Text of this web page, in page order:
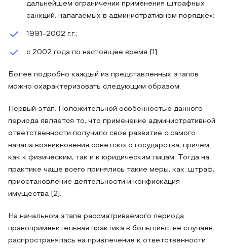
дальнейшем ограничении применения штрафных
санкций, налагаемых в административном порядке»;
1991-2002 г.г.;
с 2002 года по настоящее время [1].
Более подробно каждый из представленных этапов
можно охарактеризовать следующим образом.
Первый этап. Положительной особенностью данного
периода является то, что применение административной
ответственности получило свое развитие с самого
начала возникновения советского государства, причем
как к физическим, так и к юридическим лицам. Тогда на
практике чаще всего принялись такие меры, как: штраф,
приостановление деятельности и конфискация
имущества [2].
На начальном этапе рассматриваемого периода
правоприменительная практика в большинстве случаев
распространялась на привлечение к ответственности